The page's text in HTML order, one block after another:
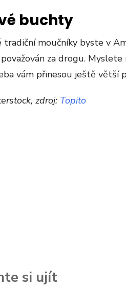
buchty
tradiční moučníky byste v
za drogu.
vám přinesou ještě větší
zdroj: Topito
si ujít